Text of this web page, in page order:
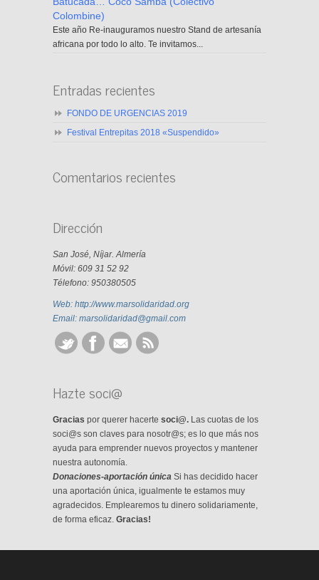
Colombine)
Este año Re-inauguramos nuestro Stand de artesanía
africana por todo lo alto. Te invitamos...
Entradas recientes
FONDO DE URGENCIAS 2019
Festival Entrepitas 2018 «Suspendido»
Comentarios recientes
Dirección
San José, Níjar. Almería
Móvil: 609 31 52 92
Télefono: 950380505
Web: http://www.marsolidaridad.org
Email: marsolidaridad@gmail.com
Hazte soci@
Gracias por querer hacerte soci@. Las cuotas de los
soci@s son claves para nosotr@s; es lo que más nos
ayuda para emprender nuevos proyectos y mantener
nuestra autonomía.
Donaciones-aportación única Si has decidido hacer
una aportación única, igualmente te estamos muy
agradecidos. Emplearemos tu dinero solidariamente,
de forma eficaz. Gracias!